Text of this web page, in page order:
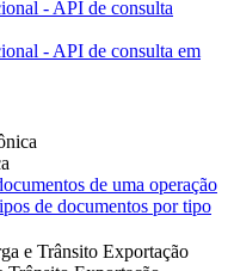
- API de consulta
- API de consulta em
de uma operação
de documentos por tipo
e Trânsito Exportação